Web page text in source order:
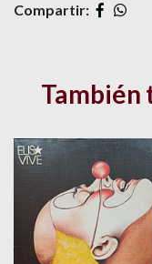
Compartir:
También